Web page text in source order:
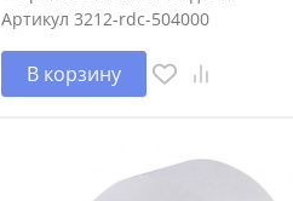
Артикул 3212-rdc-504000
В корзину